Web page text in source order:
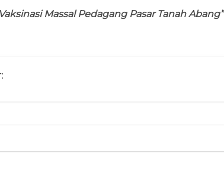
Massal Pedagang Pasar Tanah Abang”